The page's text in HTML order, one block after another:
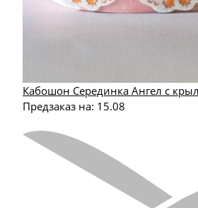
Кабошон Серединка Ангел с
Предзаказ на: 15.08